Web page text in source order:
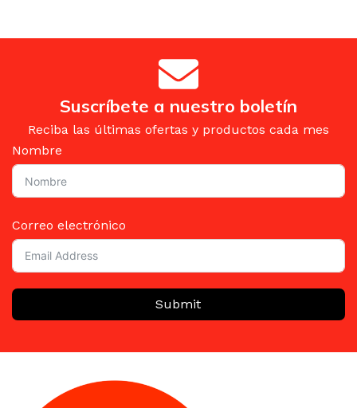
Suscríbete a nuestro boletín
Reciba las últimas ofertas y productos cada mes
Nombre
Correo electrónico
Submit